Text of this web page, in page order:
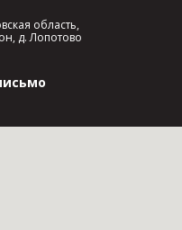
область,
д. Лопотово